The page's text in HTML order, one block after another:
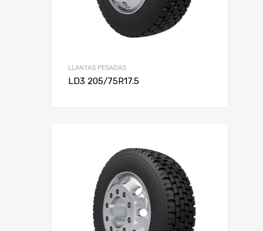
LLANTAS PESADAS
LD3 205/75R17.5